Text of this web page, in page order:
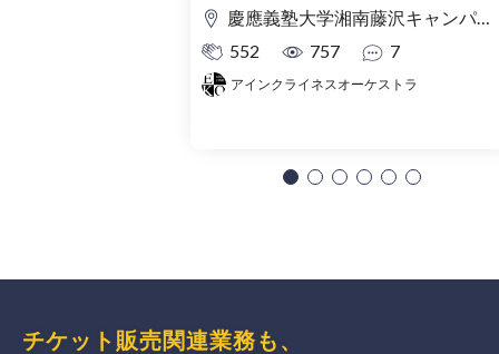
慶應義塾大学湘南藤沢キャンパス Θ館
552
757 7
アインクライネスオーケストラ
チケット販売関連業務も、